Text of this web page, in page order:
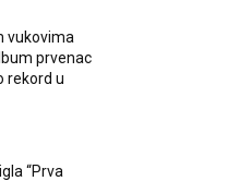
vukovima
prvenac
rekord u
“Prva